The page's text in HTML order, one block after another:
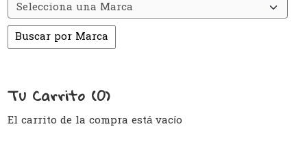
Tu Carrito (0)
El carrito de la compra está vacío